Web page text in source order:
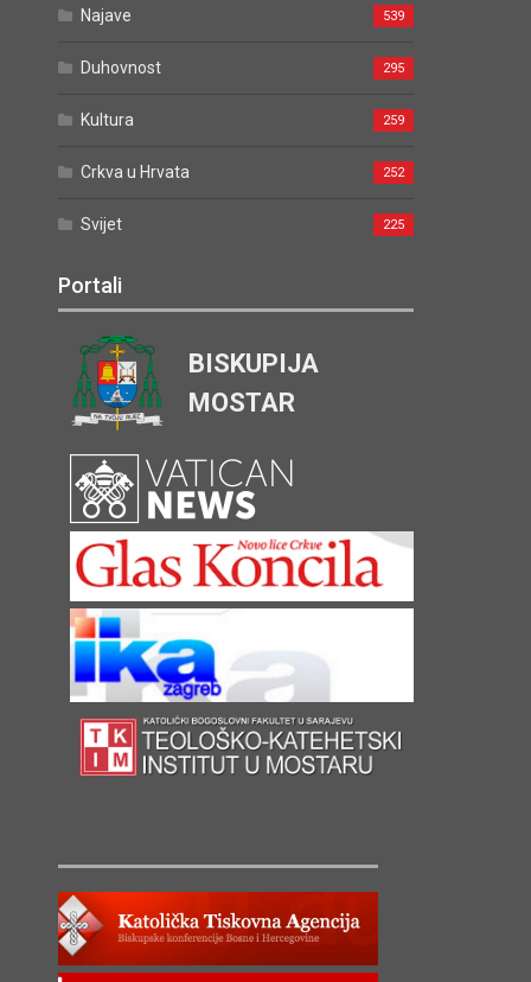
Najave 539
Duhovnost 295
Kultura 259
Crkva u Hrvata 252
Svijet 225
Portali
BISKUPIJA
MOSTAR